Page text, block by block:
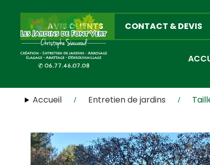
AVIS CLIENTS CONTACT & DEVIS
Accueil Entretien de jardins